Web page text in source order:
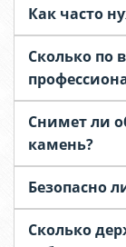
Как часто
Сколько по
Снимет ли
камень?
Безопасно
Сколько